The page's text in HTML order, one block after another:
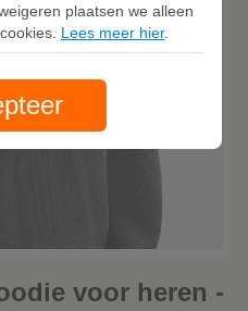
voor heren -
plaatsen we alleen
Lees meer hier.